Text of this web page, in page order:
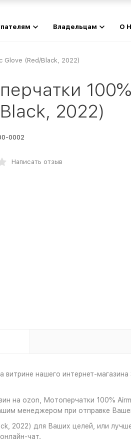
Владельцам О
Glove (Red/Black, 2022)
2022)
0002
Написать отзыв
витрине нашего интернет-
на ozon, Мотоперчатки 100%
менеджером при отправке
2022) для Ваших целей, или
чат.